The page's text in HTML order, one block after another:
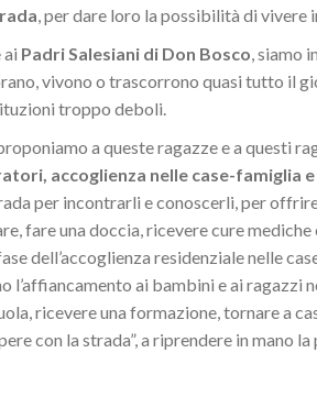
, per dare loro la possibilità di vivere
ai Padri Salesiani di Don Bosco, siamo in
vivono o trascorrono quasi tutto il
troppo deboli.
a queste ragazze e a questi
accoglienza nelle case-famiglia
per incontrarli e conoscerli, per
fare una doccia, ricevere cure
dell’accoglienza residenziale nelle
l’affiancamento ai bambini e ai
ricevere una formazione, tornare a
con la strada”, a riprendere in mano